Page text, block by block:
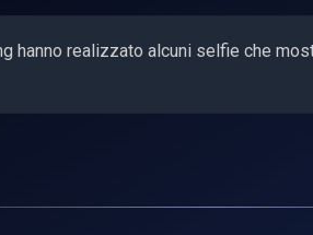
hanno realizzato alcuni selfie che